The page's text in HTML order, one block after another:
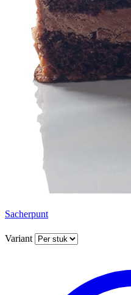
Sacherpunt
Variant